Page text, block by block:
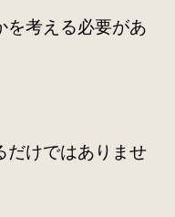
を考える必要があ
だけではありませ